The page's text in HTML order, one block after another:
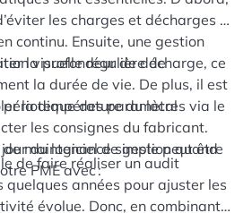
les charges et décharges à
continu. Ensuite, une gestion
la profondeur de décharge, ce
la durée de vie. De plus, il est
la température du local
les consignes du fabricant.
maintenance simple peut être
PME avec :
visuelle régulière de
périodique des paramètres via le
du logiciel de gestion quand
de faire réaliser un audit
quelques années pour ajuster les
évolue. Donc, en combinant